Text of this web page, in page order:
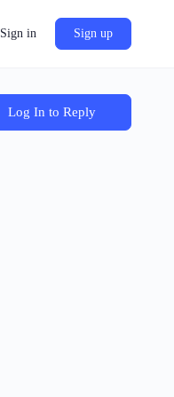
Sign in Sign up
Log In to Reply